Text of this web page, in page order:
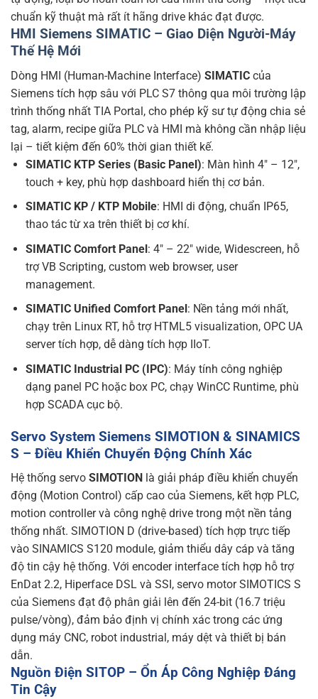
chuẩn kỹ thuật mà rất ít hãng drive khác đạt được.
HMI Siemens SIMATIC – Giao Diện Người-Máy
Thế Hệ Mới
Dòng HMI (Human-Machine Interface) SIMATIC của
Siemens tích hợp sâu với PLC S7 thông qua môi trường lập
trình thống nhất TIA Portal, cho phép kỹ sư tự động chia sẻ
tag, alarm, recipe giữa PLC và HMI mà không cần nhập liệu
lại – tiết kiệm đến 60% thời gian thiết kế.
SIMATIC KTP Series (Basic Panel): Màn hình 4″ – 12″,
touch + key, phù hợp dashboard hiển thị cơ bản.
SIMATIC KP / KTP Mobile: HMI di động, chuẩn IP65,
thao tác từ xa trên thiết bị cơ khí.
SIMATIC Comfort Panel: 4″ – 22″ wide, Widescreen, hỗ
trợ VB Scripting, custom web browser, user
management.
SIMATIC Unified Comfort Panel : Nền tảng mới nhất,
chạy trên Linux RT, hỗ trợ HTML5 visualization, OPC UA
server tích hợp, dễ dàng tích hợp IIoT.
SIMATIC Industrial PC (IPC): Máy tính công nghiệp
dạng panel PC hoặc box PC, chạy WinCC Runtime, phù
hợp SCADA cục bộ.
Servo System Siemens SIMOTION & SINAMICS
S – Điều Khiển Chuyển Động Chính Xác
Hệ thống servo SIMOTION
là giải pháp điều khiển chuyển
động (Motion Control) cấp cao của Siemens, kết hợp PLC,
motion controller và công nghệ drive trong một nền tảng
thống nhất. SIMOTION D (drive-based) tích hợp trực tiếp
vào SINAMICS S120 module, giảm thiểu dây cáp và tăng
độ tin cậy hệ thống. Với encoder interface tích hợp hỗ trợ
EnDat 2.2, Hiperface DSL và SSI, servo motor SIMOTICS S
của Siemens đạt độ phân giải lên đến 24-bit (16.7 triệu
pulse/vòng), đảm bảo định vị chính xác trong các ứng
dụng máy CNC, robot industrial, máy dệt và thiết bị bán
dẫn.
Nguồn Điện SITOP – Ổn Áp Công Nghiệp Đáng
Tin Cậy